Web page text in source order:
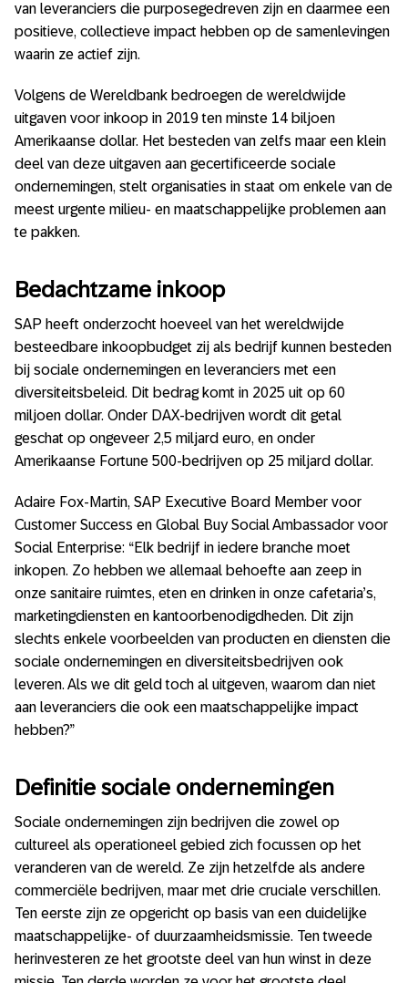
van leveranciers die purposegedreven zijn en daarmee een
positieve, collectieve impact hebben op de samenlevingen
waarin ze actief zijn.
Volgens de Wereldbank bedroegen de wereldwijde
uitgaven voor inkoop in 2019 ten minste 14 biljoen
Amerikaanse dollar. Het besteden van zelfs maar een klein
deel van deze uitgaven aan gecertificeerde sociale
ondernemingen, stelt organisaties in staat om enkele van de
meest urgente milieu- en maatschappelijke problemen aan
te pakken.
Bedachtzame inkoop
SAP heeft onderzocht hoeveel van het wereldwijde
besteedbare inkoopbudget zij als bedrijf kunnen besteden
bij sociale ondernemingen en leveranciers met een
diversiteitsbeleid. Dit bedrag komt in 2025 uit op 60
miljoen dollar. Onder DAX-bedrijven wordt dit getal
geschat op ongeveer 2,5 miljard euro, en onder
Amerikaanse Fortune 500-bedrijven op 25 miljard dollar.
Adaire Fox-Martin, SAP Executive Board Member voor
Customer Success en Global Buy Social Ambassador voor
Social Enterprise: “Elk bedrijf in iedere branche moet
inkopen. Zo hebben we allemaal behoefte aan zeep in
onze sanitaire ruimtes, eten en drinken in onze cafetaria’s,
marketingdiensten en kantoorbenodigdheden. Dit zijn
slechts enkele voorbeelden van producten en diensten die
sociale ondernemingen en diversiteitsbedrijven ook
leveren. Als we dit geld toch al uitgeven, waarom dan niet
aan leveranciers die ook een maatschappelijke impact
hebben?”
Definitie sociale ondernemingen
Sociale ondernemingen zijn bedrijven die zowel op
cultureel als operationeel gebied zich focussen op het
veranderen van de wereld. Ze zijn hetzelfde als andere
commerciële bedrijven, maar met drie cruciale verschillen.
Ten eerste zijn ze opgericht op basis van een duidelijke
maatschappelijke- of duurzaamheidsmissie. Ten tweede
herinvesteren ze het grootste deel van hun winst in deze